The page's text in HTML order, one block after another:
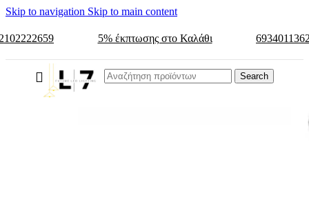
Skip to navigation Skip to main content
5% έκπτωσης στο Καλάθι
Search